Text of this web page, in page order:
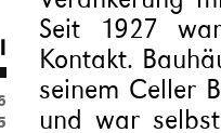
Seit 1927
Kontakt.
seinem Celler
und war